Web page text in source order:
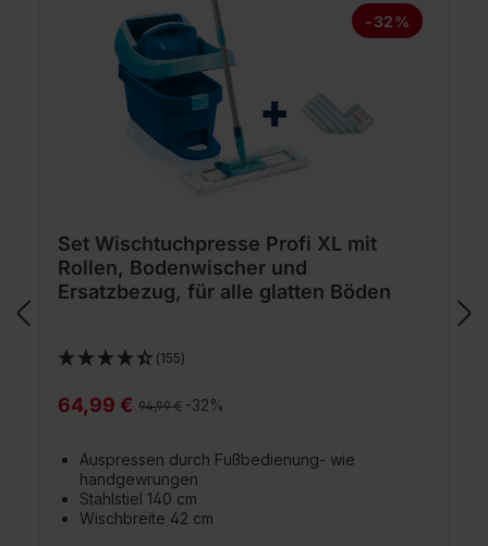
-32%
Set Wischtuchpresse Profi XL mit
Rollen, Bodenwischer und
Ersatzbezug, für alle glatten Böden
(155)
64,99 € Regulärer Preis:
94,99 € -32%
Auspressen durch Fußbedienung- wie
handgewrungen
Stahlstiel 140 cm
Wischbreite 42 cm